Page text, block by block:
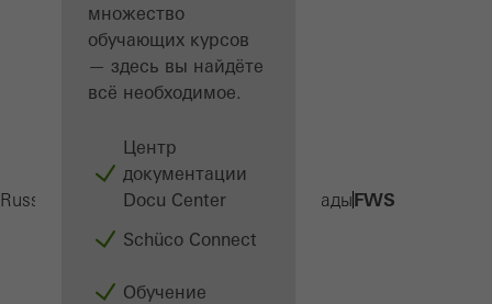
множество
обучающих курсов
— здесь вы найдёте
всё необходимое.
Центр
документации
Docu Center
Schüco Connect
Обучение
Russia ПроизводителямПродукция ФасадыFWS 60